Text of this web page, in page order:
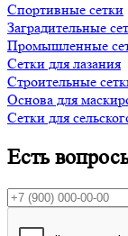
Спортивные сетки
Заградительные
Промышленные
Сетки для лазания
Строительные
Основа для
Сетки для
Есть